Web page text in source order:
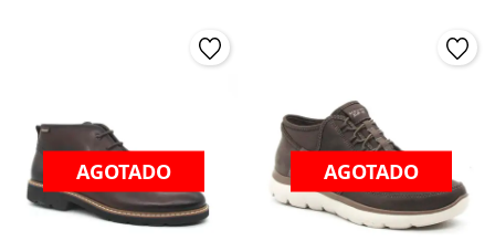
AGOTADO AGOTADO